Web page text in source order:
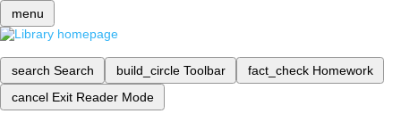
menu
search Search build_circle Toolbar fact_check Homework
cancel Exit Reader Mode